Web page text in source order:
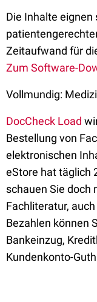
Die Inhalte eignen
Zeitaufwand für
Zum Software-
Vollmundig:
DocCheck Load
Bestellung von
elektronischen
eStore hat täglich
schauen Sie doch
Fachliteratur,
Bezahlen können
Bankeinzug,
Kundenkonto-